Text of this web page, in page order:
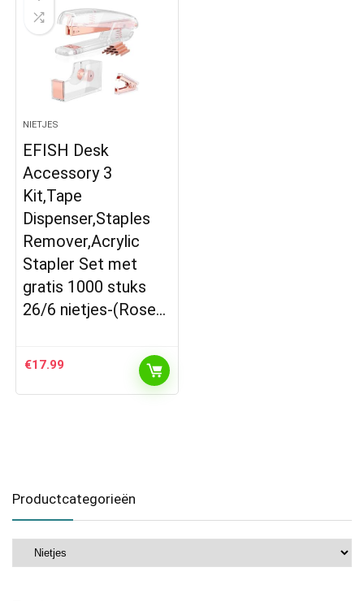
NIETJES
EFISH Desk
Accessory 3
Kit,Tape
Dispenser,Staples
Remover,Acrylic
Stapler Set met
gratis 1000 stuks
26/6 nietjes-(Rose…
€17.99
Productcategorieën